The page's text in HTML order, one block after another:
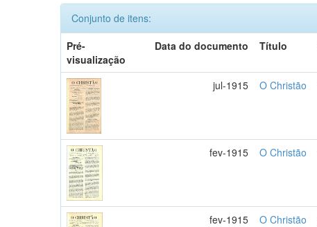
Conjunto de itens:
Pré-
visualização
Data do documento Título
jul-1915 O Christão
fev-1915 O Christão
fev-1915 O Christão